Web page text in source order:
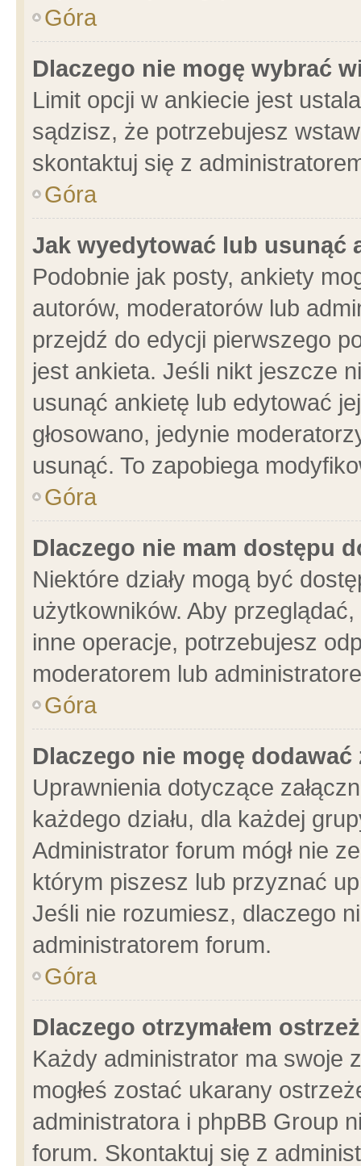
Góra
Dlaczego nie mogę wybrać
Limit opcji w ankiecie jest
sądzisz, że potrzebujesz
skontaktuj się z
Góra
Jak wyedytować lub usunąć
Podobnie jak posty, ankiety
autorów, moderatorów lub
przejdź do edycji pierwszego
jest ankieta. Jeśli nikt jeszcze
usunąć ankietę lub edytować
głosowano, jedynie
usunąć. To zapobiega
Góra
Dlaczego nie mam dostępu
Niektóre działy mogą być
użytkowników. Aby
inne operacje, potrzebujesz
moderatorem lub
Góra
Dlaczego nie mogę dodawać
Uprawnienia dotyczące
każdego działu, dla każdej
Administrator forum mógł nie
którym piszesz lub przyznać
Jeśli nie rozumiesz, dlaczego
administratorem forum.
Góra
Dlaczego otrzymałem
Każdy administrator ma swoje
mogłeś zostać ukarany
administratora i phpBB Group
forum. Skontaktuj się z